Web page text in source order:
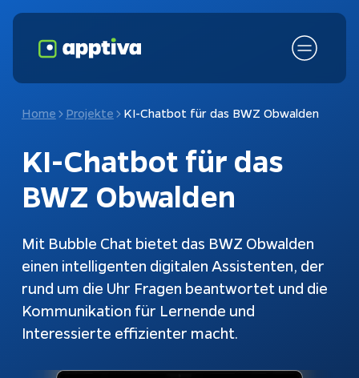
Home Projekte KI-Chatbot für das BWZ Obwalden
KI-Chatbot für das
BWZ Obwalden
Mit Bubble Chat bietet das BWZ Obwalden
einen intelligenten digitalen Assistenten, der
rund um die Uhr Fragen beantwortet und die
Kommunikation für Lernende und
Interessierte effizienter macht.
Fokusthemen
Schnittstellen
KI-Chatbot
Chatbots
automatisch